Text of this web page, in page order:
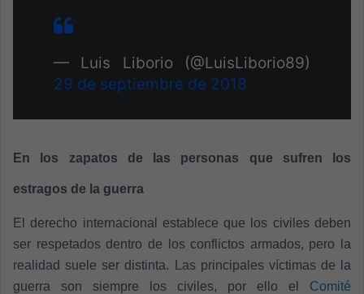
— Luis Liborio (@LuisLiborio89)
29 de septiembre de 2018
En los zapatos de las personas que sufren los
estragos de la guerra
El derecho internacional establece que los civiles deben
ser respetados dentro de los conflictos armados, pero la
realidad suele ser distinta. Las principales víctimas de la
guerra son siempre los civiles, por ello el Comité